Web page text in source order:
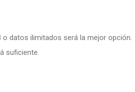
datos ilimitados será la mejor opción.
suficiente.